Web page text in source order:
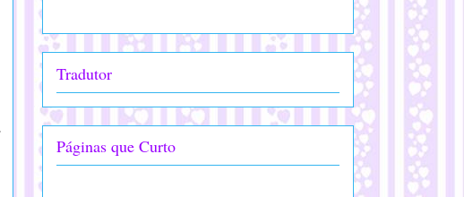
Tradutor
Páginas que Curto